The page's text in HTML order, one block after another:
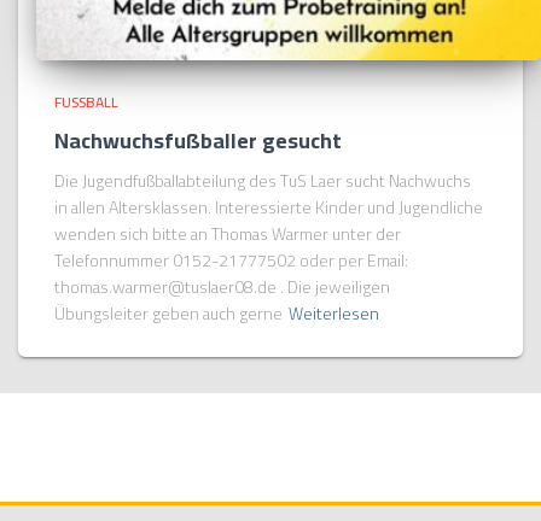
FUSSBALL
Nachwuchsfußballer gesucht
Die Jugendfußballabteilung des TuS Laer sucht Nachwuchs
in allen Altersklassen. Interessierte Kinder und Jugendliche
wenden sich bitte an Thomas Warmer unter der
Telefonnummer 0152-21777502 oder per Email:
thomas.warmer@tuslaer08.de . Die jeweiligen
Übungsleiter geben auch gerne Weiterlesen